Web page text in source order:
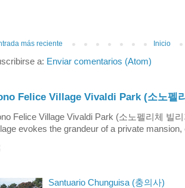
más reciente Inicio
a: Enviar comentarios (Atom)
Felice Village Vivaldi Park (소노펠
Felice Village Vivaldi Park (소노펠리체 빌
evokes the grandeur of a private
Santuario Chunguisa (충의사)